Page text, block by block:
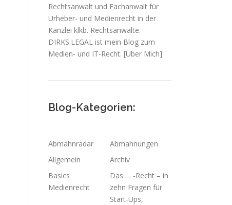
Rechtsanwalt und Fachanwalt für
Urheber- und Medienrecht in der
Kanzlei klkb. Rechtsanwälte.
DIRKS.LEGAL ist mein Blog zum
Medien- und IT-Recht. [Über Mich]
Blog-Kategorien:
Abmahnradar
Abmahnungen
Allgemein
Archiv
Basics
Medienrecht
Das … -Recht – in
zehn Fragen für
Start-Ups,